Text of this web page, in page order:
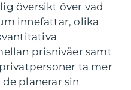
översikt över vad
innefattar, olika
prisnivåer samt
ta mer
planerar sin